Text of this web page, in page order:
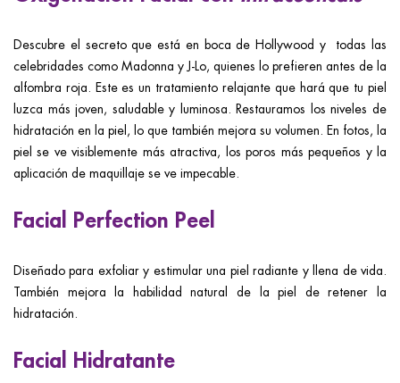
Descubre el secreto que está en boca de Hollywood y todas las
celebridades como Madonna y J-Lo, quienes lo prefieren antes de la
alfombra roja. Este es un tratamiento relajante que hará que tu piel
luzca más joven, saludable y luminosa. Restauramos los niveles de
hidratación en la piel, lo que también mejora su volumen. En fotos, la
piel se ve visiblemente más atractiva, los poros más pequeños y la
aplicación de maquillaje se ve impecable.
Facial Perfection Peel
Diseñado para exfoliar y estimular una piel radiante y llena de vida.
También mejora la habilidad natural de la piel de retener la
hidratación.
Facial Hidratante